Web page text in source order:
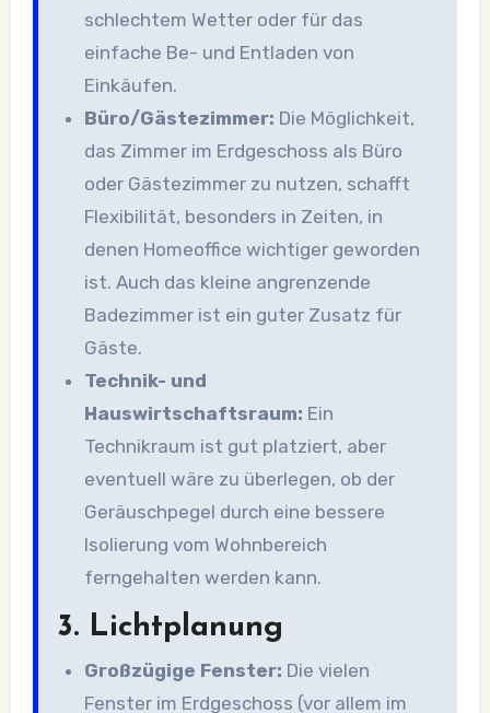
schlechtem Wetter oder für das
einfache Be- und Entladen von
Einkäufen.
Büro/Gästezimmer: Die Möglichkeit,
das Zimmer im Erdgeschoss als Büro
oder Gästezimmer zu nutzen, schafft
Flexibilität, besonders in Zeiten, in
denen Homeoffice wichtiger geworden
ist. Auch das kleine angrenzende
Badezimmer ist ein guter Zusatz für
Gäste.
Technik- und
Hauswirtschaftsraum: Ein
Technikraum ist gut platziert, aber
eventuell wäre zu überlegen, ob der
Geräuschpegel durch eine bessere
Isolierung vom Wohnbereich
ferngehalten werden kann.
3. Lichtplanung
Großzügige Fenster: Die vielen
Fenster im Erdgeschoss (vor allem im